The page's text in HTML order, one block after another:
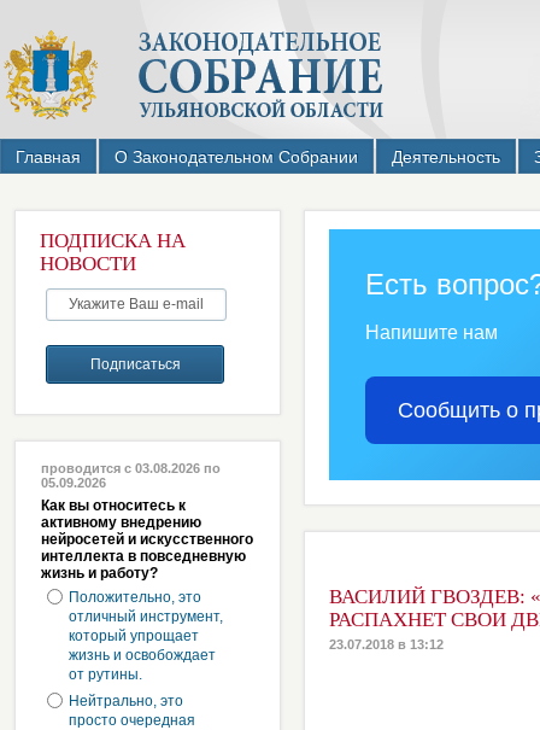
Главная О Законодательном Собрании Деятельность
ПОДПИСКА НА
НОВОСТИ
проводится с 03.08.2026 по
05.09.2026
Как вы относитесь к
активному внедрению
нейросетей и искусственного
интеллекта в повседневную
жизнь и работу?
Положительно, это
отличный инструмент,
который упрощает
жизнь и освобождает
от рутины.
Нейтрально, это
просто очередная
Есть
Напишите нам
Сообщить о
ВАСИЛИЙ ГВОЗДЕВ:
РАСПАХНЕТ СВОИ
23.07.2018 в 13:12